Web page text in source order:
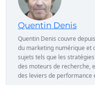
Quentin Denis
Quentin Denis couvre
du marketing numérique et
sujets tels que les
des moteurs de recherche,
des leviers de performance